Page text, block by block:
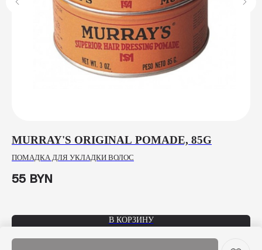
MURRAY'S ORIGINAL POMADE, 85G
ПОМАДКА ДЛЯ УКЛАДКИ ВОЛОС
55 BYN
В КОРЗИНУ